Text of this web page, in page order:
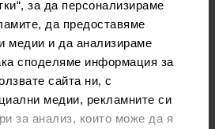
за да персонализираме
да предоставяме
медии и да анализираме
споделяме информация за
сайта ни, с
медии, рекламните си
за анализ, които може да я